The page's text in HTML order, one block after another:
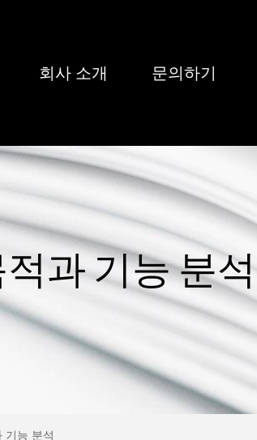
회사 소개 문의하기
과 기능 분석
기능 분석